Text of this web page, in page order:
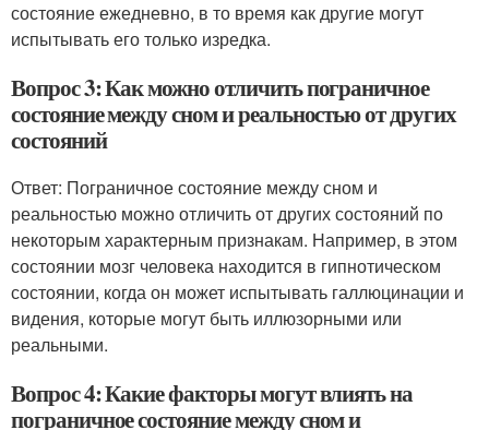
состояние ежедневно, в то время как другие могут
испытывать его только изредка.
Вопрос 3: Как можно отличить пограничное
состояние между сном и реальностью от других
состояний
Ответ: Пограничное состояние между сном и
реальностью можно отличить от других состояний по
некоторым характерным признакам. Например, в этом
состоянии мозг человека находится в гипнотическом
состоянии, когда он может испытывать галлюцинации и
видения, которые могут быть иллюзорными или
реальными.
Вопрос 4: Какие факторы могут влиять на
пограничное состояние между сном и